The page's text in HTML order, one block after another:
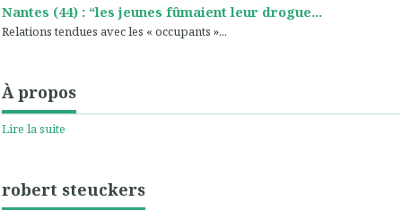
Nantes (44) : “les jeunes fûmaient leur drogue...
Relations tendues avec les « occupants »...
À propos
Lire la suite
robert steuckers